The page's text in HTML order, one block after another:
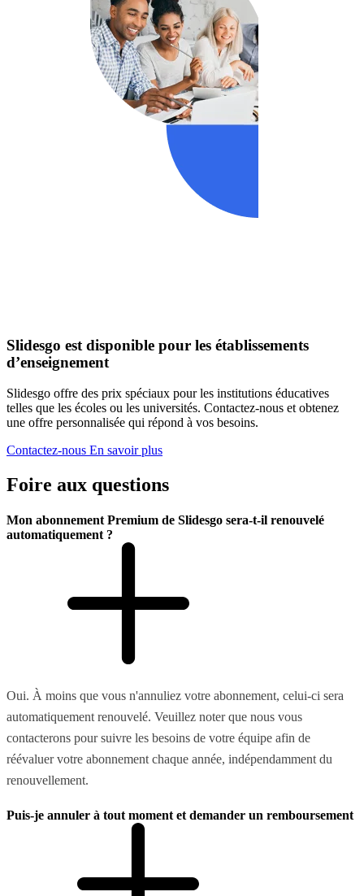
Slidesgo est disponible pour les établissements
d’enseignement
Slidesgo offre des prix spéciaux pour les institutions éducatives
telles que les écoles ou les universités. Contactez-nous et obtenez
une offre personnalisée qui répond à vos besoins.
Contactez-nous En savoir plus
Foire aux questions
Mon abonnement Premium de Slidesgo sera-t-il renouvelé
automatiquement ?
Oui. À moins que vous n'annuliez votre abonnement, celui-ci sera
automatiquement renouvelé. Veuillez noter que nous vous
contacterons pour suivre les besoins de votre équipe afin de
réévaluer votre abonnement chaque année, indépendamment du
renouvellement.
Puis-je annuler à tout moment et demander un remboursement